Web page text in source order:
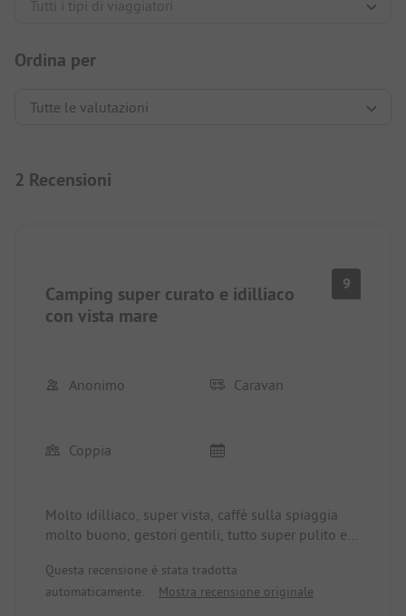
Ordina per
2 Recensioni
Camping super curato e idilliaco
con vista mare
9
Anonimo Caravan
Coppia
Molto idilliaco, super vista, caffè sulla spiaggia
molto buono, gestori gentili, tutto super pulito e
Questa recensione è stata tradotta
automaticamente.
Mostra recensione originale